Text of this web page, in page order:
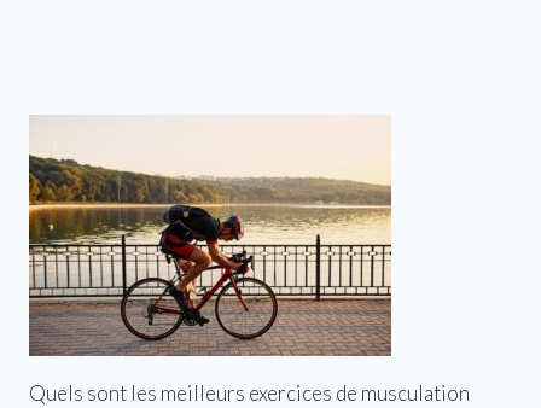
Quels sont les meilleurs exercices de musculation